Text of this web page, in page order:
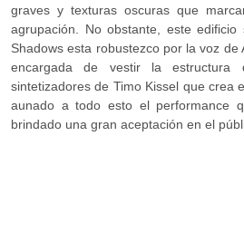
graves y texturas oscuras que
agrupación. No obstante, este
Shadows esta robustezco por la voz de
encargada de vestir la
sintetizadores de Timo Kissel que crea
aunado a todo esto el performance
brindado una gran aceptación en el